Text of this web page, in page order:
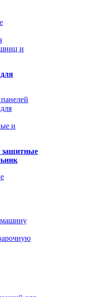
и
и
защитные
машину